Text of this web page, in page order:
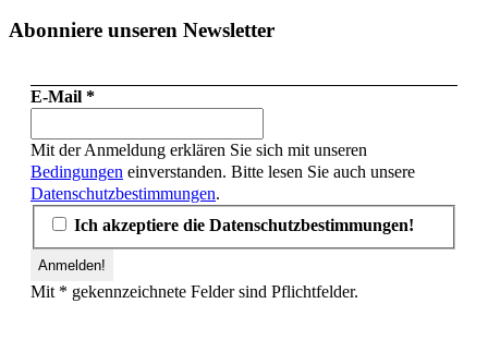
Abonniere unseren Newsletter
E-Mail *
Mit der Anmeldung erklären Sie sich mit unseren
Bedingungen einverstanden. Bitte lesen Sie auch unsere
Datenschutzbestimmungen.
Ich akzeptiere die Datenschutzbestimmungen!
Mit * gekennzeichnete Felder sind Pflichtfelder.